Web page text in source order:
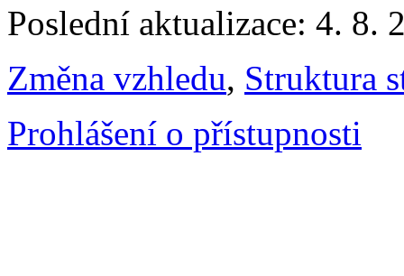
Poslední aktualizace: 4. 8.
Změna vzhledu, Struktura
Prohlášení o přístupnosti